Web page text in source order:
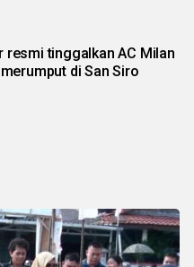
resmi tinggalkan AC Milan
di San Siro